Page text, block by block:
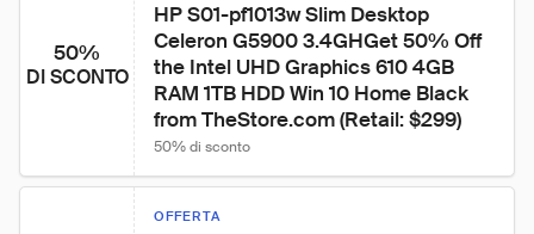
50%
DI SCONTO
HP S01-pf1013w Slim Desktop
Celeron G5900 3.4GHGet 50% Off
the Intel UHD Graphics 610 4GB
RAM 1TB HDD Win 10 Home Black
from TheStore.com (Retail: $299)
50% di sconto
OFFERTA